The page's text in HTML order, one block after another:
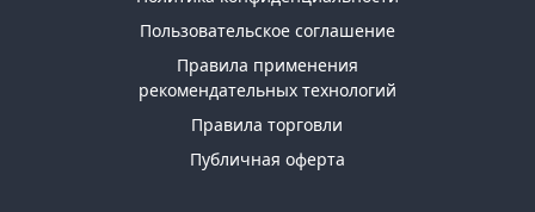
Пользовательское соглашение
Правила применения
рекомендательных технологий
Правила торговли
Публичная оферта